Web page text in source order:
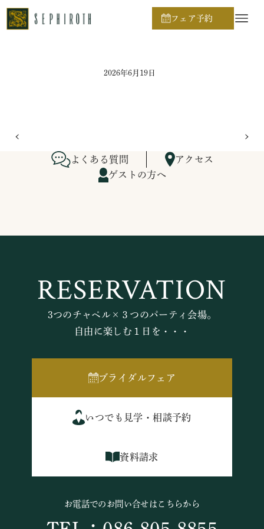
フェア予約
ホーム
2026年6月19日
よくある質問
アクセス
ゲストの方へ
RESERVATION
3つのチャペル×３つのパーティ会場。
自由に楽しむ１日を・・・
ブライダルフェア
いつでも見学・相談予約
資料請求
お電話でのお問い合せはこちらから